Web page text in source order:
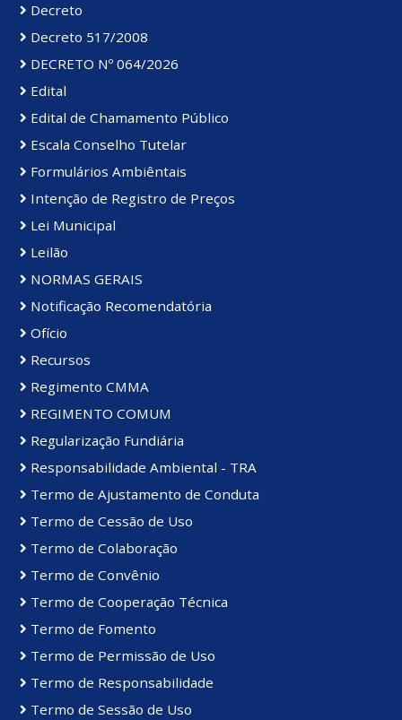
Decreto
Decreto 517/2008
DECRETO Nº 064/2026
Edital
Edital de Chamamento Público
Escala Conselho Tutelar
Formulários Ambiêntais
Intenção de Registro de Preços
Lei Municipal
Leilão
NORMAS GERAIS
Notificação Recomendatória
Ofício
Recursos
Regimento CMMA
REGIMENTO COMUM
Regularização Fundiária
Responsabilidade Ambiental - TRA
Termo de Ajustamento de Conduta
Termo de Cessão de Uso
Termo de Colaboração
Termo de Convênio
Termo de Cooperação Técnica
Termo de Fomento
Termo de Permissão de Uso
Termo de Responsabilidade
Termo de Sessão de Uso